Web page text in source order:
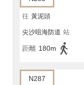
往 黃泥頭
尖沙咀海防道 站
距離 180m
N287